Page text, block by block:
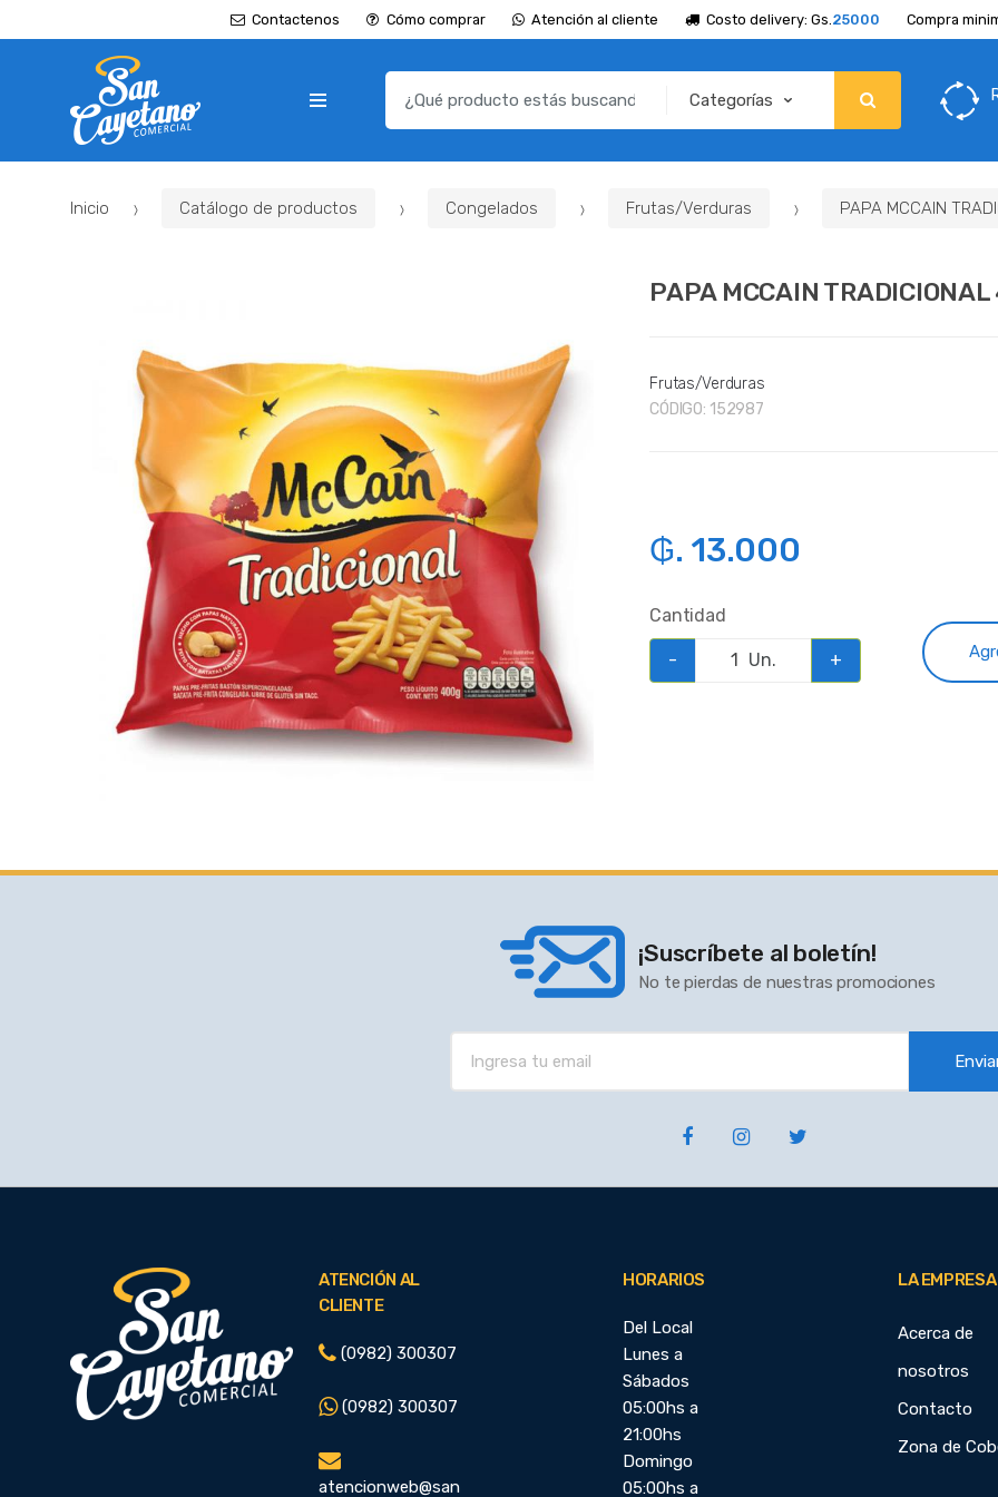
Contactenos Cómo comprar Atención al cliente Costo delivery: Gs.25000 Compra
c
Inicio Catálogo de productos Congelados Frutas/Verduras PAPA MCCAIN
PAPA MCCAIN
Frutas/Verduras
CÓDIGO: 152987
₲. 13.000
Cantidad
- Un. +
¡Suscríbete al boletín!
No te pierdas de nuestras promociones
ATENCIÓN AL
CLIENTE
(0982) 300307
(0982) 300307
atencionweb@san
HORARIOS
Del Local
Lunes a
Sábados
05:00hs a
21:00hs
Domingo
05:00hs a
LA EMPRESA
Acerca de
nosotros
Contacto
Zona de